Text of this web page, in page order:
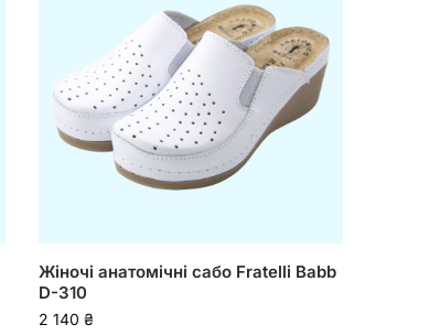
Жіночі анатомічні сабо Fratelli Babb
D-310
2 140₴